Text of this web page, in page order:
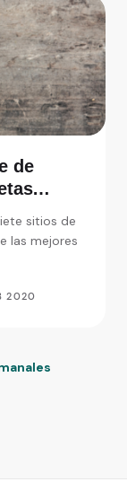
de
sitios de
las mejores
2020